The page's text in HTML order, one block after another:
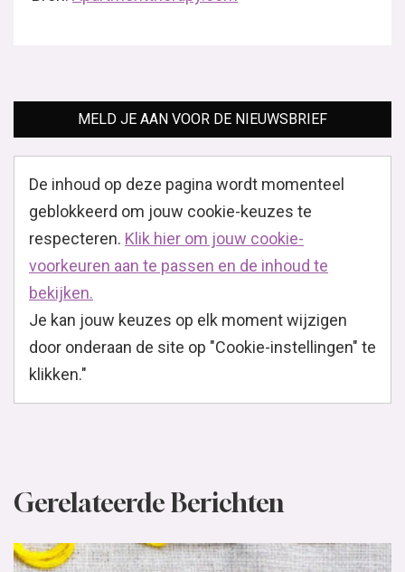
MELD JE AAN VOOR DE NIEUWSBRIEF
De inhoud op deze pagina wordt momenteel
geblokkeerd om jouw cookie-keuzes te
respecteren. Klik hier om jouw cookie-
voorkeuren aan te passen en de inhoud te
bekijken.
Je kan jouw keuzes op elk moment wijzigen
door onderaan de site op "Cookie-instellingen" te
klikken."
Gerelateerde Berichten